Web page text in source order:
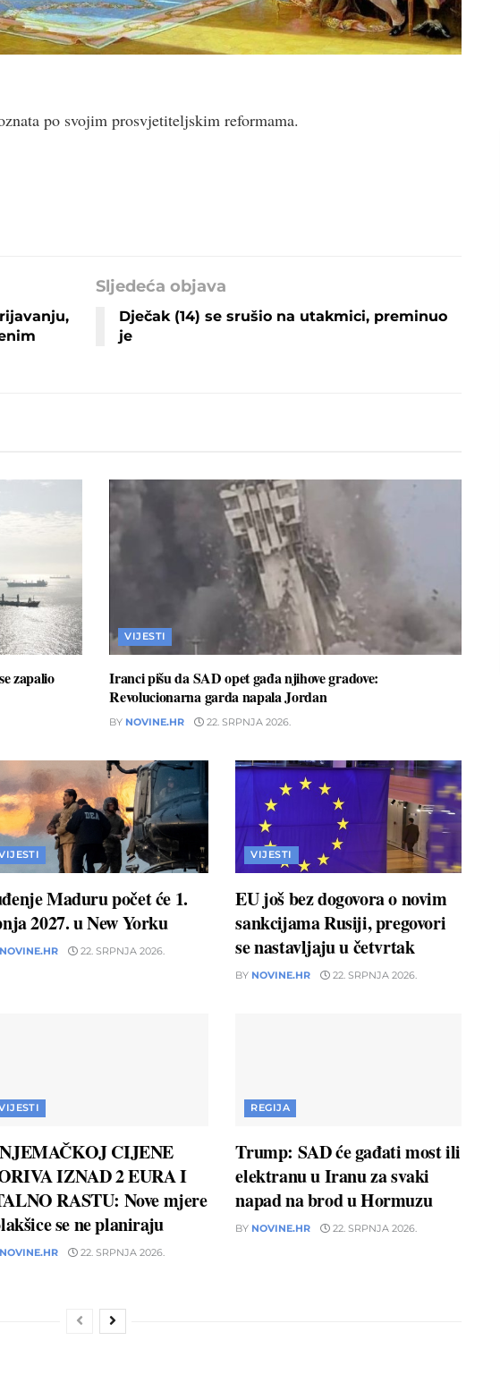
po svojim prosvjetiteljskim reformama.
Sljedeća objava
Dječak (14) se srušio na utakmici, preminuo
je
zapalio
VIJESTI
Iranci pišu da SAD opet gađa njihove gradove:
Revolucionarna garda napala Jordan
BY NOVINE.HR 22. SRPNJA 2026.
Maduru počet će 1.
2027. u New Yorku
NOVINE.HR 22. SRPNJA 2026.
VIJESTI
EU još bez dogovora o novim
sankcijama Rusiji, pregovori
se nastavljaju u četvrtak
BY NOVINE.HR 22. SRPNJA 2026.
CIJENE
IZNAD 2 EURA I
RASTU: Nove mjere
se ne planiraju
NOVINE.HR 22. SRPNJA 2026.
REGIJA
Trump: SAD će gađati most ili
elektranu u Iranu za svaki
napad na brod u Hormuzu
BY NOVINE.HR 22. SRPNJA 2026.